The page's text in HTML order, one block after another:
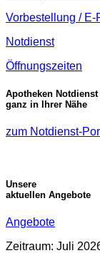
Vorbestellung / E-
Notdienst
Öffnungszeiten
Apotheken Notdienst
ganz in Ihrer Nähe
zum Notdienst-
Unsere
aktuellen Angebote
Angebote
Zeitraum: Juli